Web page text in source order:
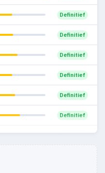
18
11
8
4
3
1
1
Definitief
Definitief
Definitief
Definitief
Definitief
Definitief